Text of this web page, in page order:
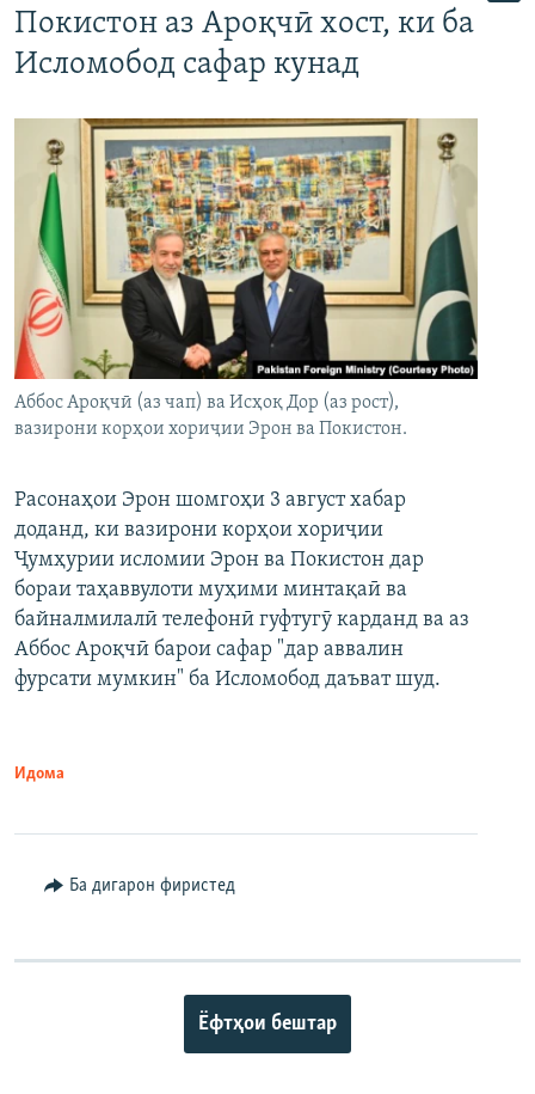
Покистон аз Ароқчӣ хост, ки ба
Исломобод сафар кунад
Аббос Ароқчӣ (аз чап) ва Исҳоқ Дор (аз рост),
вазирони корҳои хориҷии Эрон ва Покистон.
Расонаҳои Эрон шомгоҳи 3 август хабар
доданд, ки вазирони корҳои хориҷии
Ҷумҳурии исломии Эрон ва Покистон дар
бораи таҳаввулоти муҳими минтақаӣ ва
байналмилалӣ телефонӣ гуфтугӯ карданд ва аз
Аббос Ароқчӣ барои сафар "дар аввалин
фурсати мумкин" ба Исломобод даъват шуд.
Идома
Ба дигарон фиристед
Ёфтҳои бештар